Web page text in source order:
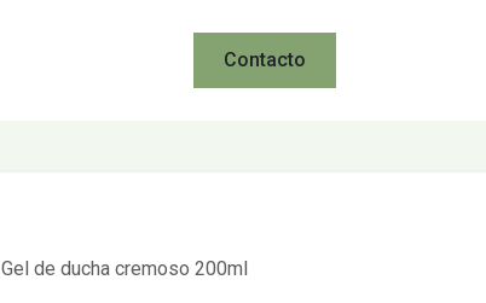
Contacto
Gel de ducha cremoso 200ml